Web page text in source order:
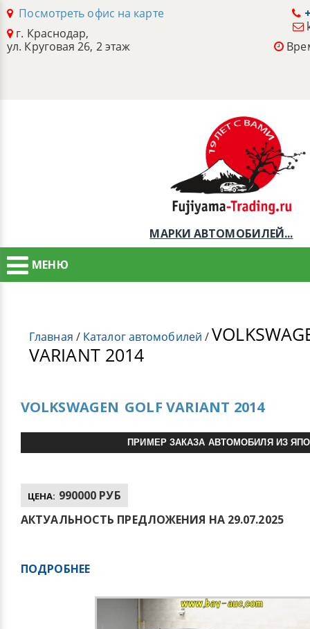
Посмотреть офис на карте
г. Краснодар,
ул. Круговая 26, 2 этаж
МАРКИ АВТОМОБИЛЕЙ...
МЕНЮ
Главная / Каталог автомобилей /
VARIANT 2014
VOLKSWAGEN GOLF VARIANT 2014
ПРИМЕР ЗАКАЗА АВТОМОБИЛЯ ИЗ
ЦЕНА: 990000 РУБ
АКТУАЛЬНОСТЬ ПРЕДЛОЖЕНИЯ НА 29.07.2025
ПОДРОБНЕЕ